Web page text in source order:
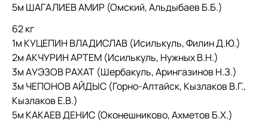
5м ШАГАЛИЕВ АМИР (Омский, Альдыбаев Б.Б.)
62 кг
1м КУЦЕПИН ВЛАДИСЛАВ (Исилькуль, Филин Д.Ю.)
2м АКЧУРИН АРТЕМ (Исилькуль, Нужных В.Н.)
3м АУЭЗОВ РАХАТ (Шербакуль, Арингазинов Н.З.)
3м ЧЕПОНОВ АЙДЫС (Горно-Алтайск, Кызлаков В.Г.,
Кызлаков Е.В.)
5м КАКАЕВ ДЕНИС (Оконешниково, Ахметов Б.Х.)